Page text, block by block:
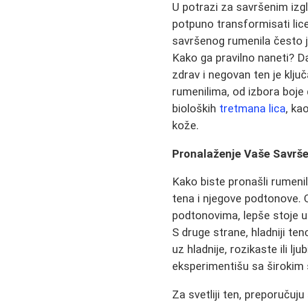
U potrazi za savršenim
potpuno transformisati
savršenog rumenila često
Kako ga pravilno naneti?
zdrav i negovan ten je
rumenilima, od izbora
bioloških tretmana lica,
kože.
Pronalaženje Vaše
Kako biste pronašli
tena i njegove podtonove.
podtonovima, lepše stoje
S druge strane, hladniji
uz hladnije, rozikaste ili
eksperimentišu sa širokim
Za svetliji ten,